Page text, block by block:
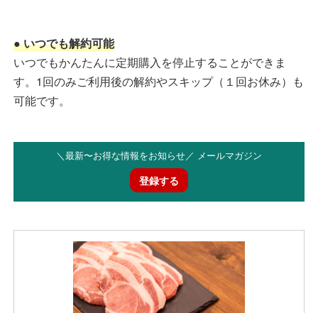
● いつでも解約可能
いつでもかんたんに定期購入を停止することができま
す。1回のみご利用後の解約やスキップ（１回お休み）も
可能です。
＼最新〜お得な情報をお知らせ／ メールマガジン
登録する